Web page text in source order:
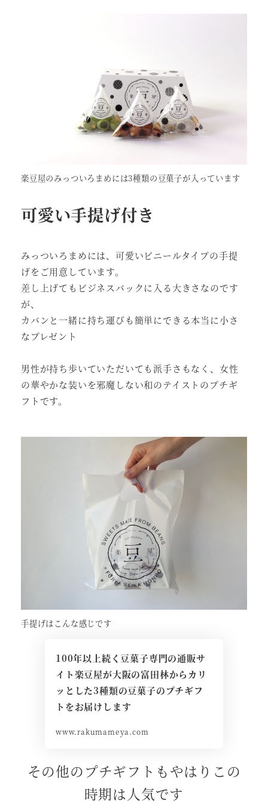
楽豆屋のみっついろまめには3種類の豆菓子が入っています
可愛い手提げ付き
みっついろまめには、可愛いビニールタイプの手提
げをご用意しています。
差し上げてもビジネスバックに入る大きさなのです
が、
カバンと一緒に持ち運びも簡単にできる本当に小さ
なプレゼント
男性が持ち歩いていただいても派手さもなく、女性
の華やかな装いを邪魔しない和のテイストのプチギ
フトです。
手提げはこんな感じです
100年以上続く豆菓子専門の通販サ
イト楽豆屋が大阪の富田林からカリ
ッとした3種類の豆菓子のプチギフ
トをお届けします
www.rakumameya.com
その他のプチギフトもやはりこの
時期は人気です